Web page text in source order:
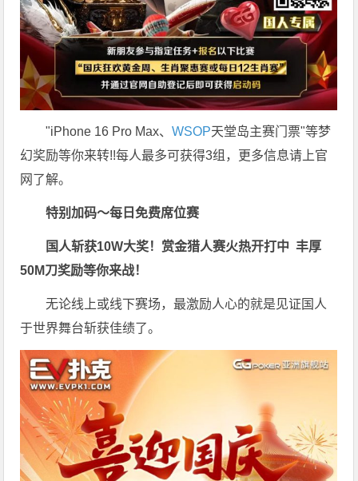
"iPhone 16 Pro Max、WSOP天堂岛主赛门票"等梦
幻奖励等你来转!!每人最多可获得3组，更多信息请上官
网了解。
特别加码～每日免费席位赛
国人斩获10W大奖！ 赏金猎人赛火热开打中 丰厚
50M刀奖励等你来战！
无论线上或线下赛场，最激励人心的就是见证国人
于世界舞台斩获佳绩了。